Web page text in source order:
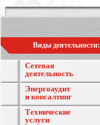
Виды деятельности:
Сетевая
деятельность
Энергоаудит
и консалтинг
Технические
услуги